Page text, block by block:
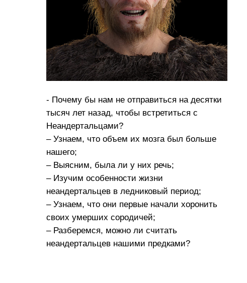
- Почему бы нам не отправиться на десятки
тысяч лет назад, чтобы встретиться с
Неандертальцами?
– Узнаем, что объем их мозга был больше
нашего;
– Выясним, была ли у них речь;
– Изучим особенности жизни
неандертальцев в ледниковый период;
– Узнаем, что они первые начали хоронить
своих умерших сородичей;
– Разберемся, можно ли считать
неандертальцев нашими предками?